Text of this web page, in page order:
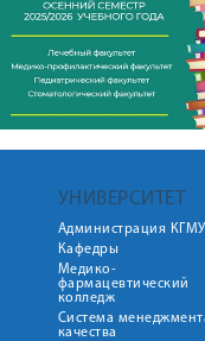
УНИВЕРСИТЕТ
Администрация КГМУ
Кафедры
Медико-
фармацевтический
колледж
Система
качества